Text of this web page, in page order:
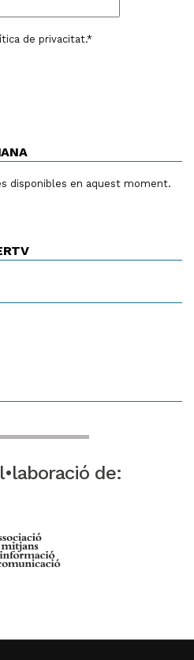
de privacitat.*
disponibles en aquest moment.
de: